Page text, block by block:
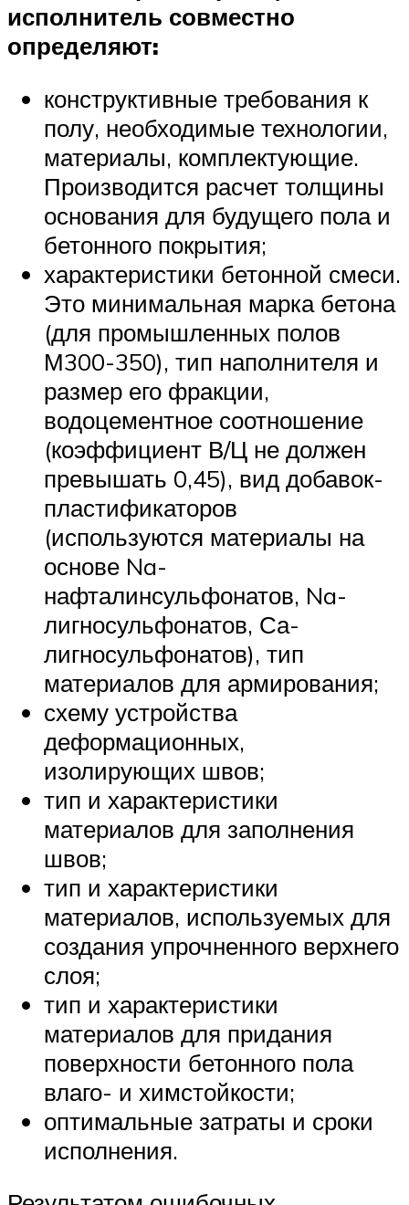
исполнитель совместно
определяют:
конструктивные требования к
полу, необходимые технологии,
материалы, комплектующие.
Производится расчет толщины
основания для будущего пола и
бетонного покрытия;
характеристики бетонной смеси.
Это минимальная марка бетона
(для промышленных полов
М300-350), тип наполнителя и
размер его фракции,
водоцементное соотношение
(коэффициент В/Ц не должен
превышать 0,45), вид добавок-
пластификаторов
(используются материалы на
основе Na-
нафталинсульфонатов, Na-
лигносульфонатов, Са-
лигносульфонатов), тип
материалов для армирования;
схему устройства
деформационных,
изолирующих швов;
тип и характеристики
материалов для заполнения
швов;
тип и характеристики
материалов, используемых для
создания упрочненного верхнего
слоя;
тип и характеристики
материалов для придания
поверхности бетонного пола
влаго- и химстойкости;
оптимальные затраты и сроки
исполнения.